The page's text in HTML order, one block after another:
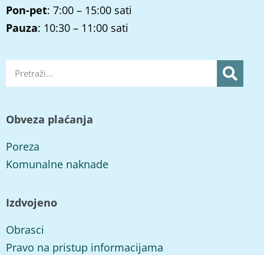
Pon-pet: 7:00 – 15:00 sati
Pauza: 10:30 – 11:00 sati
Obveza plaćanja
Poreza
Komunalne naknade
Izdvojeno
Obrasci
Pravo na pristup informacijama